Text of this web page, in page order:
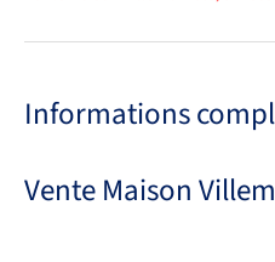
Informations
Vente Maison